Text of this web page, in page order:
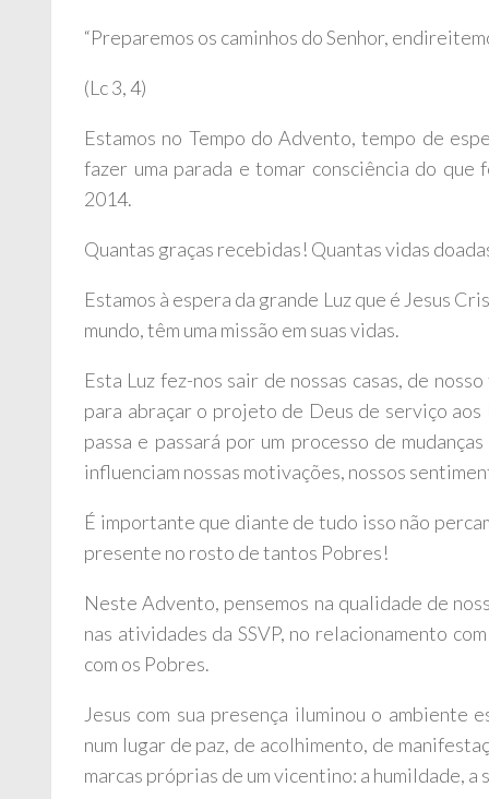
“Preparemos os caminhos do Senhor,
(Lc 3, 4)
Estamos no Tempo do Advento, tempo de
fazer uma parada e tomar consciência do
2014.
Quantas graças recebidas! Quantas vidas
Estamos à espera da grande Luz que é Jesus
mundo, têm uma missão em suas vidas.
Esta Luz fez-nos sair de nossas casas, de
para abraçar o projeto de Deus de serviço aos
passa e passará por um processo de
influenciam nossas motivações, nossos
É importante que diante de tudo isso não
presente no rosto de tantos Pobres!
Neste Advento, pensemos na qualidade de
nas atividades da SSVP, no relacionamento
com os Pobres.
Jesus com sua presença iluminou o ambiente
num lugar de paz, de acolhimento, de
marcas próprias de um vicentino: a humildade,